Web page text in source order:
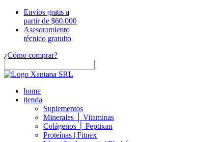
Envíos gratis a
partir de $60.000
Asesoramiento
técnico gratuito
¿Cómo comprar?
home
tienda
Suplementos
Minerales │ Vitaminas
Colágenos │ Peptixan
Proteínas | Fitnex